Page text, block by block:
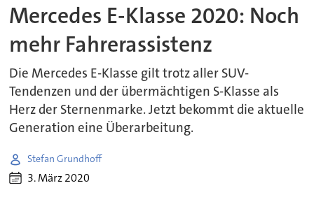
Mercedes E-Klasse 2020: Noch
mehr Fahrerassistenz
Die Mercedes E-Klasse gilt trotz aller SUV-
Tendenzen und der übermächtigen S-Klasse als
Herz der Sternenmarke. Jetzt bekommt die aktuelle
Generation eine Überarbeitung.
Stefan Grundhoff
3. März 2020